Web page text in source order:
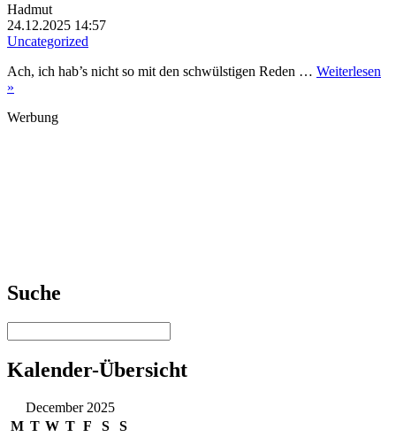
Hadmut
24.12.2025 14:57
Uncategorized
Ach, ich hab’s nicht so mit den schwülstigen Reden … Weiterlesen
»
Werbung
Suche
Kalender-Übersicht
December 2025
M T W T F S
S